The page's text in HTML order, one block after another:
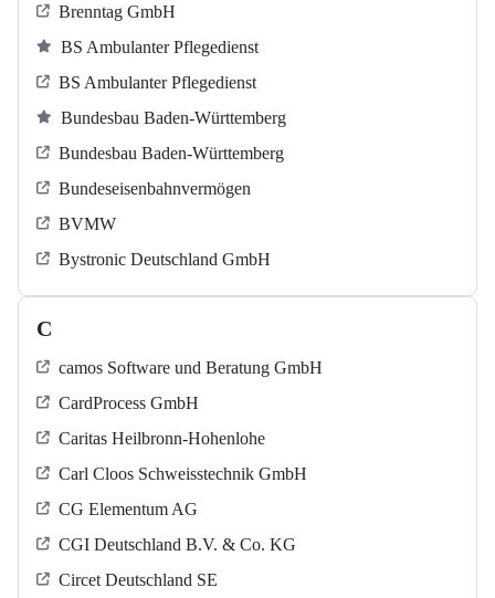
Brenntag GmbH
BS Ambulanter Pflegedienst
BS Ambulanter Pflegedienst
Bundesbau Baden-Württemberg
Bundesbau Baden-Württemberg
Bundeseisenbahnvermögen
BVMW
Bystronic Deutschland GmbH
C
camos Software und Beratung GmbH
CardProcess GmbH
Caritas Heilbronn-Hohenlohe
Carl Cloos Schweisstechnik GmbH
CG Elementum AG
CGI Deutschland B.V. & Co. KG
Circet Deutschland SE